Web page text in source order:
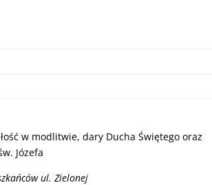
w modlitwie, dary Ducha Świętego oraz
Józefa
ul. Zielonej